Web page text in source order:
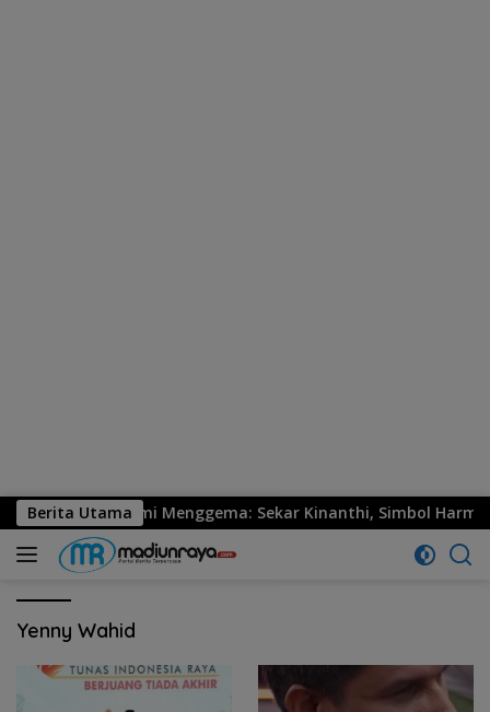
Berita Utama
Ponorogo Resmi Menggema: Sekar Kinanthi, Simbol Harmoni
Yenny Wahid